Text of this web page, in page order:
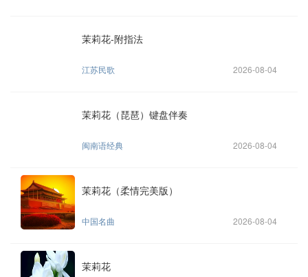
茉莉花-附指法
江苏民歌 2026-08-04
茉莉花（琵琶）键盘伴奏
闽南语经典 2026-08-04
茉莉花（柔情完美版）
中国名曲 2026-08-04
茉莉花